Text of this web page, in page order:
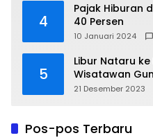
4
Pajak Hiburan
40 Persen
10 Januari 2024
5
Libur Nataru
Wisatawan
21 Desember 2023
Pos-pos Terbaru